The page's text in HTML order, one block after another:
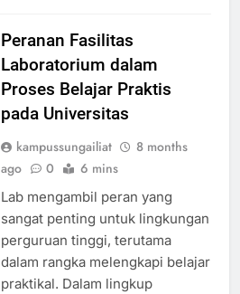
Peranan Fasilitas
Laboratorium dalam
Proses Belajar Praktis
pada Universitas
kampussungailiat
8 months
ago
0 6 mins
Lab mengambil peran yang
sangat penting untuk lingkungan
perguruan tinggi, terutama
dalam rangka melengkapi belajar
praktikal. Dalam lingkup